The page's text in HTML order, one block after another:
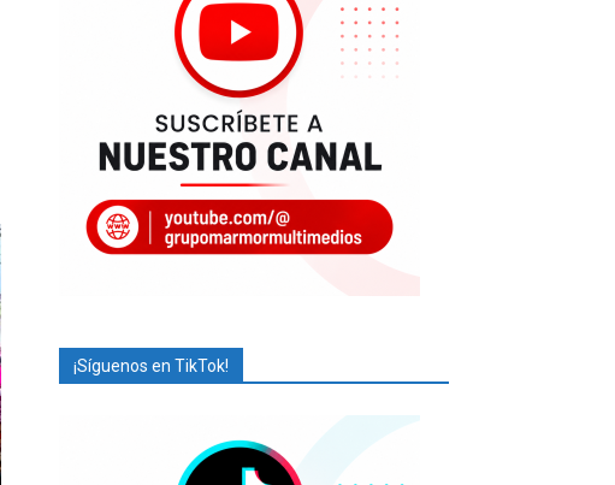
¡Síguenos en TikTok!